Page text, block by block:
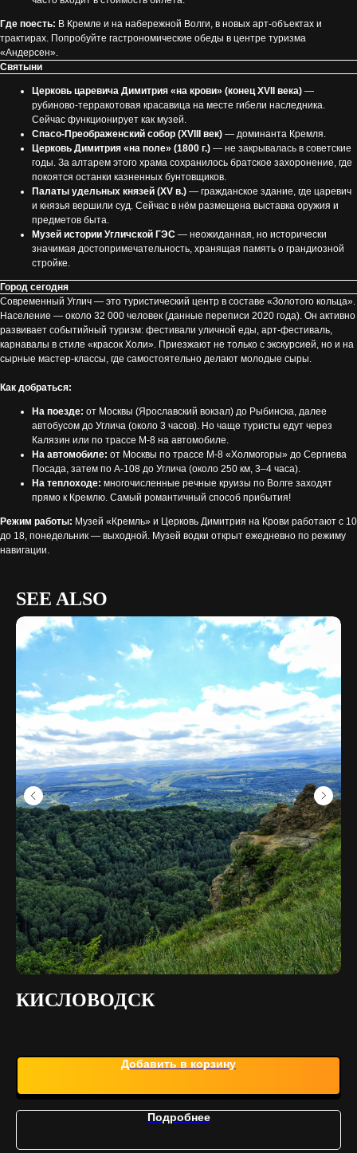
Где поесть: В Кремле и на набережной Волги, в новых арт-объектах и
трактирах. Попробуйте гастрономические обеды в центре туризма
«Андерсен».
Святыни
Церковь царевича Димитрия «на крови» (конец XVII века) —
рубиново-терракотовая красавица на месте гибели наследника.
Сейчас функционирует как музей.
Спасо-Преображенский собор (XVIII век) — доминанта Кремля.
Церковь Димитрия «на поле» (1800 г.) — не закрывалась в советские
годы. За алтарем этого храма сохранилось братское захоронение, где
покоятся останки казненных бунтовщиков.
Палаты удельных князей (XV в.) — гражданское здание, где царевич
и князья вершили суд. Сейчас в нём размещена выставка оружия и
предметов быта.
Музей истории Угличской ГЭС — неожиданная, но исторически
значимая достопримечательность, хранящая память о грандиозной
стройке.
Город сегодня
Современный Углич — это туристический центр в составе «Золотого кольца».
Население — около 32 000 человек (данные переписи 2020 года). Он активно
развивает событийный туризм: фестивали уличной еды, арт-фестиваль,
карнавалы в стиле «красок Холи». Приезжают не только с экскурсией, но и на
сырные мастер-классы, где самостоятельно делают молодые сыры.
Как добраться:
На поезде: от Москвы (Ярославский вокзал) до Рыбинска, далее
автобусом до Углича (около 3 часов). Но чаще туристы едут через
Калязин или по трассе М-8 на автомобиле.
На автомобиле: от Москвы по трассе М-8 «Холмогоры» до Сергиева
Посада, затем по А-108 до Углича (около 250 км, 3–4 часа).
На теплоходе: многочисленные речные круизы по Волге заходят
прямо к Кремлю. Самый романтичный способ прибытия!
Режим работы: Музей «Кремль» и Церковь Димитрия на Крови работают с 10
до 18, понедельник — выходной. Музей водки открыт ежедневно по режиму
навигации.
SEE ALSO
КИСЛОВОДСК
Добавить в корзину
Подробнее